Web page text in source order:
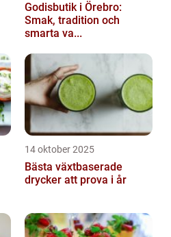
Godisbutik i Örebro:
Smak, tradition och
smarta va...
14 oktober 2025
Bästa växtbaserade
drycker att prova i år